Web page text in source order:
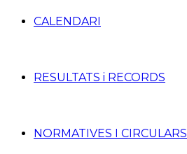
CALENDARI
RESULTATS i RECORDS
NORMATIVES I CIRCULARS